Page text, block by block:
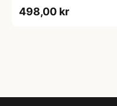
498,00 kr